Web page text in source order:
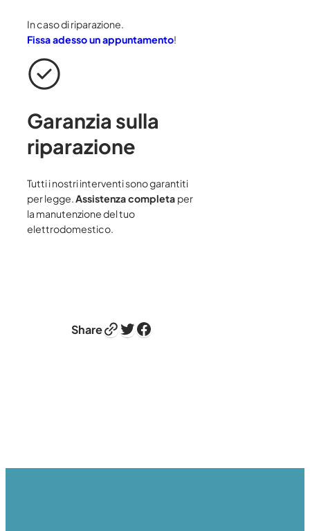
In caso di riparazione.
Fissa adesso un appuntamento!
Garanzia sulla
riparazione
Tutti i nostri interventi sono garantiti
per legge.Assistenza completa per
la manutenzione del tuo
elettrodomestico.
ShareLink Twitter Facebook